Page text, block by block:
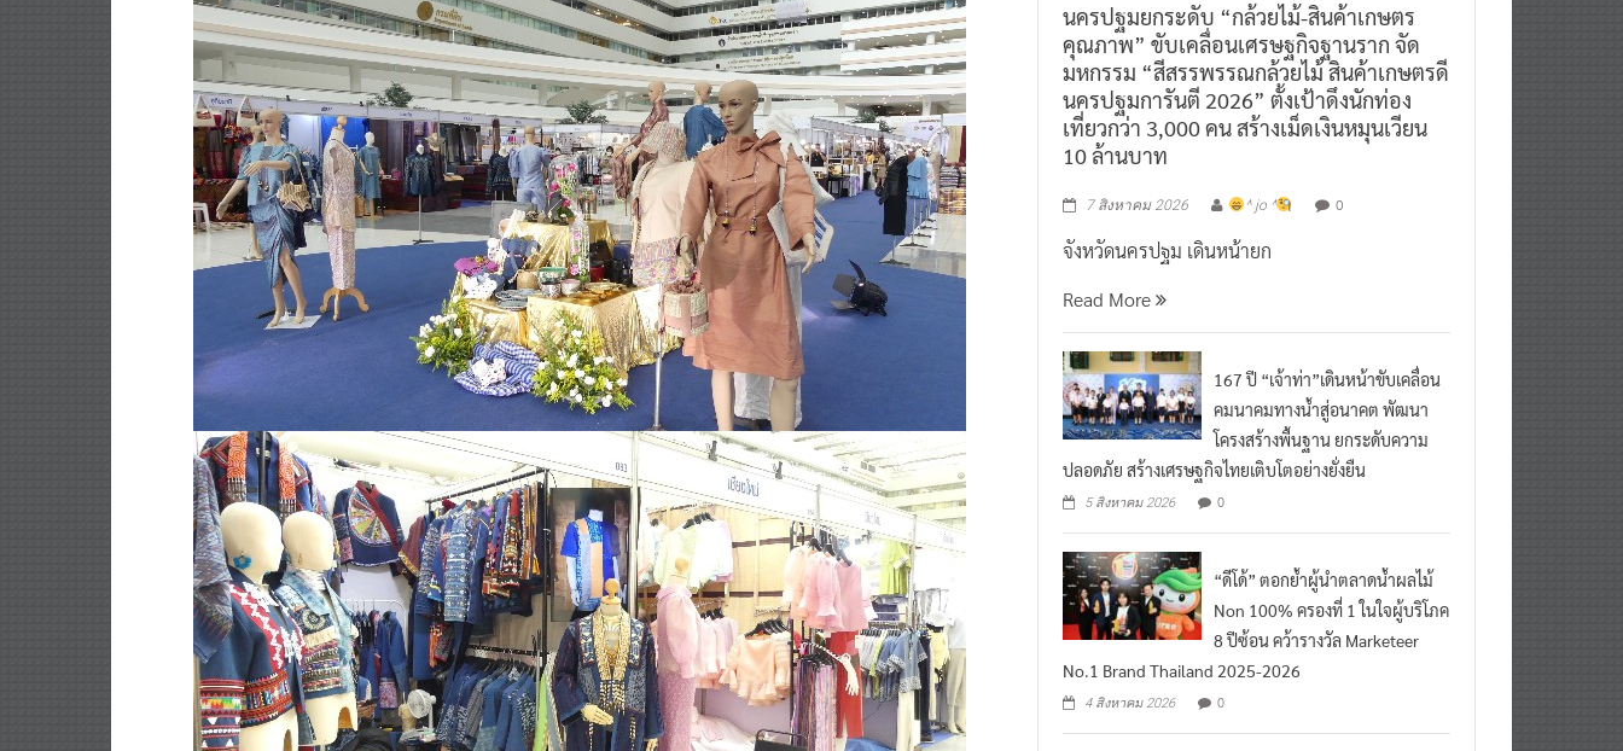
นครปฐมยกระดับ “กล้วยไม้-สินค้าเกษตร
คุณภาพ” ขับเคลื่อนเศรษฐกิจฐานราก จัด
มหกรรม “สีสรรพรรณกล้วยไม้ สินค้าเกษตรดี
นครปฐมการันตี 2026” ตั้งเป้าดึงนักท่อง
เที่ยวกว่า 3,000 คน สร้างเม็ดเงินหมุนเวียน
10 ล้านบาท
7 สิงหาคม 2026 ^ jo ^ 0
จังหวัดนครปฐม เดินหน้ายก
Read More
167 ปี “เจ้าท่า”เดินหน้าขับเคลื่อน
คมนาคมทางน้ำสู่อนาคต พัฒนา
โครงสร้างพื้นฐาน ยกระดับความ
ปลอดภัย สร้างเศรษฐกิจไทยเติบโตอย่างยั่งยืน
5 สิงหาคม 2026 0
“ดีโด้” ตอกย้ำผู้นำตลาดน้ำผลไม้
Non 100% ครองที่ 1 ในใจผู้บริโภค
8 ปีซ้อน คว้ารางวัล Marketeer
No.1 Brand Thailand 2025-2026
4 สิงหาคม 2026 0